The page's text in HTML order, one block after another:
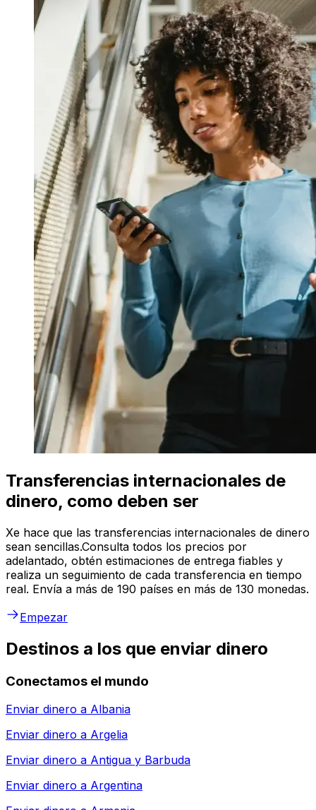
Transferencias internacionales de
dinero, como deben ser
Xe hace que las transferencias internacionales de dinero
sean sencillas.Consulta todos los precios por
adelantado, obtén estimaciones de entrega fiables y
realiza un seguimiento de cada transferencia en tiempo
real. Envía a más de 190 países en más de 130 monedas.
Empezar
Destinos a los que enviar dinero
Conectamos el mundo
Enviar dinero a Albania
Enviar dinero a Argelia
Enviar dinero a Antigua y Barbuda
Enviar dinero a Argentina